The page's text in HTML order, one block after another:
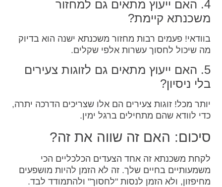
4. האם ייעוץ מתאים גם למחזור
משכנתא קיימת?
בוודאי! פעמים רבות מחזור משכנתא ישנה הוא בדיוק
מה שיכול לחסוך עשרות אלפי שקלים.
5. האם ייעוץ מתאים גם לזוגות צעירים
בלי ניסיון?
יותר מכל! זוגות צעירים הם אלו שצריכים הדרכה יתרה,
כדי לוודא שהם מתחילים ברגל ימין.
סיכום: האם זה שווה את זה?
לקחת משכנתא זה אחד הצעדים הכלכליים הכי
משמעותיים בחיים שלך. זה לא הזמן להיות מושפעים
מחיפזון, ולא הזמן לנסות "לחסוך" ולהתמודד לבד.